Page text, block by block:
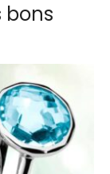
bons